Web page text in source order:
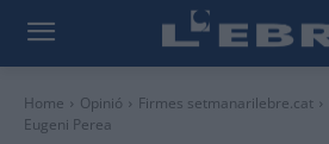
Home Opinió Firmes setmanarilebre.cat
Eugeni Perea